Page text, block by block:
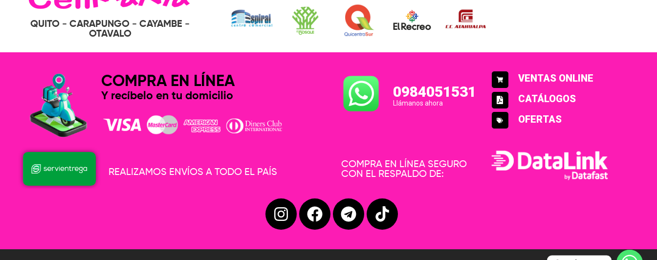
QUITO - CARAPUNGO - CAYAMBE -
OTAVALO
COMPRA EN LÍNEA
Y recíbelo en tu domicilio
REALIZAMOS ENVÍOS A TODO EL PAÍS
0984051531
Llámanos ahora
VENTAS ONLINE
CATÁLOGOS
OFERTAS
COMPRA EN LÍNEA SEGURO
CON EL RESPALDO DE: